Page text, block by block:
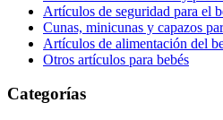
Artículos de seguridad para el
Cunas, minicunas y capazos
Artículos de alimentación del
Otros artículos para bebés
Categorías